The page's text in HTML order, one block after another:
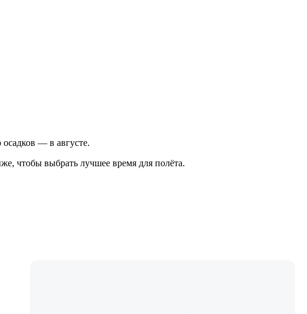
— в августе.
чтобы выбрать лучшее время для полёта.